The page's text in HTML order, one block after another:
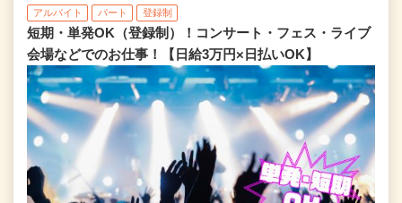
アルバイト パート 登録制
短期・単発OK（登録制）！コンサート・フェス・ライブ
会場などでのお仕事！【日給3万円×日払いOK】